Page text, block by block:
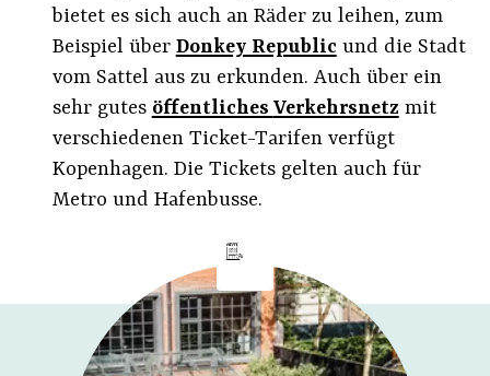
bietet es sich auch an Räder zu leihen, zum
Beispiel über Donkey Republic und die Stadt
vom Sattel aus zu erkunden. Auch über ein
sehr gutes öffentliches Verkehrsnetz mit
verschiedenen Ticket-Tarifen verfügt
Kopenhagen. Die Tickets gelten auch für
Metro und Hafenbusse.